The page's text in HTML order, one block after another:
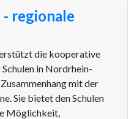
regionale
die kooperative
in Nordrhein-
mit der
Sie bietet den Schulen
Möglichkeit,